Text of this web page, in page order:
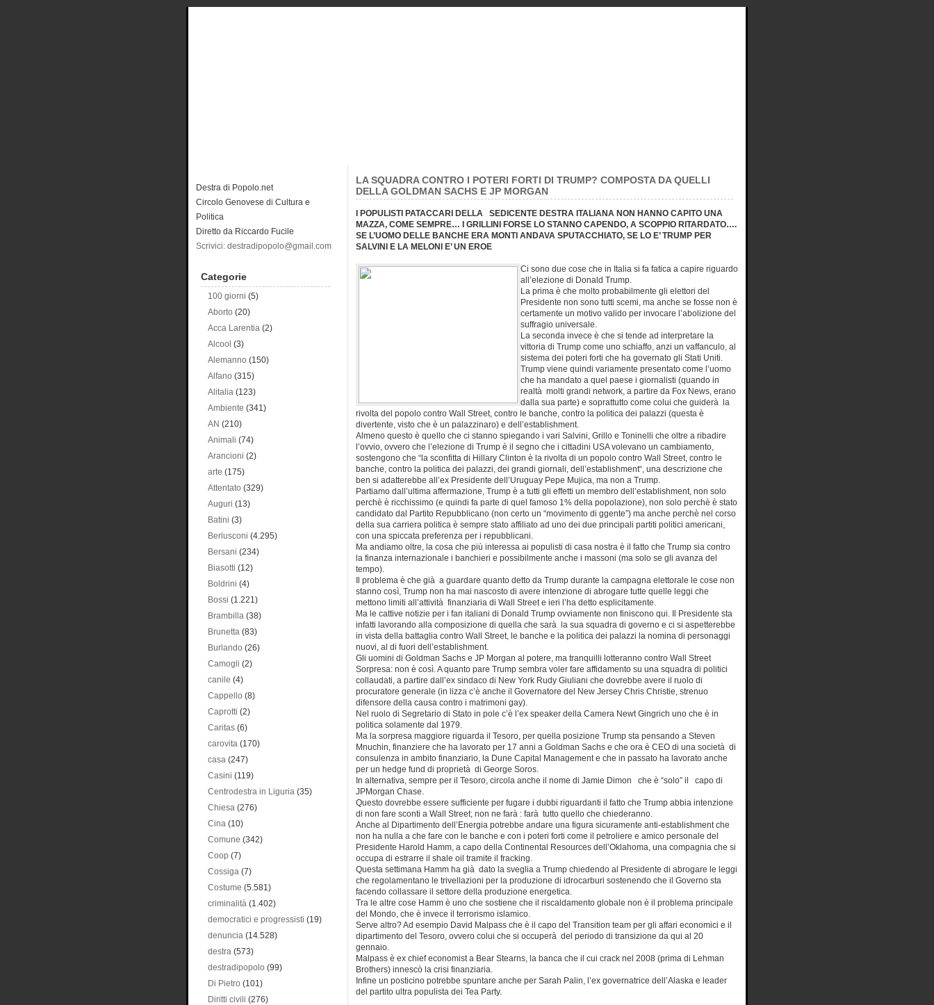
LA SQUADRA CONTRO I POTERI FORTI DI TRUMP? COMPOSTA DA QUELLI
DELLA GOLDMAN SACHS E JP MORGAN
I POPULISTI PATACCARI DELLA SEDICENTE DESTRA ITALIANA NON HANNO CAPITO UNA
MAZZA, COME SEMPRE… I GRILLINI FORSE LO STANNO CAPENDO, A SCOPPIO RITARDATO….
SE L’UOMO DELLE BANCHE ERA MONTI ANDAVA SPUTACCHIATO, SE LO E’ TRUMP PER
SALVINI E LA MELONI E’ UN EROE
Ci sono due cose che in Italia si fa fatica a capire riguardo
all’elezione di Donald Trump.
La prima è che molto probabilmente gli elettori del
Presidente non sono tutti scemi, ma anche se fosse non è
certamente un motivo valido per invocare l’abolizione del
suffragio universale.
La seconda invece è che si tende ad interpretare la
vittoria di Trump come uno schiaffo, anzi un vaffanculo, al
sistema dei poteri forti che ha governato gli Stati Uniti.
Trump viene quindi variamente presentato come l’uomo
che ha mandato a quel paese i giornalisti (quando in
realtà molti grandi network, a partire da Fox News, erano
dalla sua parte) e soprattutto come colui che guiderà la
rivolta del popolo contro Wall Street, contro le banche, contro la politica dei palazzi (questa è
divertente, visto che è un palazzinaro) e dell’establishment.
Almeno questo è quello che ci stanno spiegando i vari Salvini, Grillo e Toninelli che oltre a ribadire
l’ovvio, ovvero che l’elezione di Trump è il segno che i cittadini USA volevano un cambiamento,
sostengono che “la sconfitta di Hillary Clinton è la rivolta di un popolo contro Wall Street, contro le
banche, contro la politica dei palazzi, dei grandi giornali, dell’establishment“, una descrizione che
ben si adatterebbe all’ex Presidente dell’Uruguay Pepe Mujica, ma non a Trump.
Partiamo dall’ultima affermazione, Trump è a tutti gli effetti un membro dell’establishment, non solo
perchè è ricchissimo (e quindi fa parte di quel famoso 1% della popolazione), non solo perchè è stato
candidato dal Partito Repubblicano (non certo un “movimento di ggente”) ma anche perchè nel corso
della sua carriera politica è sempre stato affiliato ad uno dei due principali partiti politici americani,
con una spiccata preferenza per i repubblicani.
Ma andiamo oltre, la cosa che più interessa ai populisti di casa nostra è il fatto che Trump sia contro
la finanza internazionale i banchieri e possibilmente anche i massoni (ma solo se gli avanza del
tempo).
Il problema è che già a guardare quanto detto da Trump durante la campagna elettorale le cose non
stanno così, Trump non ha mai nascosto di avere intenzione di abrogare tutte quelle leggi che
mettono limiti all’attività finanziaria di Wall Street e ieri l’ha detto esplicitamente.
Ma le cattive notizie per i fan italiani di Donald Trump ovviamente non finiscono qui. Il Presidente sta
infatti lavorando alla composizione di quella che sarà la sua squadra di governo e ci si aspetterebbe
in vista della battaglia contro Wall Street, le banche e la politica dei palazzi la nomina di personaggi
nuovi, al di fuori dell’establishment.
Gli uomini di Goldman Sachs e JP Morgan al potere, ma tranquilli lotteranno contro Wall Street
Sorpresa: non è così. A quanto pare Trump sembra voler fare affidamento su una squadra di politici
collaudati, a partire dall’ex sindaco di New York Rudy Giuliani che dovrebbe avere il ruolo di
procuratore generale (in lizza c’è anche il Governatore del New Jersey Chris Christie, strenuo
difensore della causa contro i matrimoni gay).
Nel ruolo di Segretario di Stato in pole c’è l’ex speaker della Camera Newt Gingrich uno che è in
politica solamente dal 1979.
Ma la sorpresa maggiore riguarda il Tesoro, per quella posizione Trump sta pensando a Steven
Mnuchin, finanziere che ha lavorato per 17 anni a Goldman Sachs e che ora è CEO di una società di
consulenza in ambito finanziario, la Dune Capital Management e che in passato ha lavorato anche
per un hedge fund di proprietà di George Soros.
In alternativa, sempre per il Tesoro, circola anche il nome di Jamie Dimon che è “solo” il capo di
JPMorgan Chase.
Questo dovrebbe essere sufficiente per fugare i dubbi riguardanti il fatto che Trump abbia intenzione
di non fare sconti a Wall Street; non ne farà : farà tutto quello che chiederanno.
Anche al Dipartimento dell’Energia potrebbe andare una figura sicuramente anti-establishment che
non ha nulla a che fare con le banche e con i poteri forti come il petroliere e amico personale del
Presidente Harold Hamm, a capo della Continental Resources dell’Oklahoma, una compagnia che si
occupa di estrarre il shale oil tramite il fracking.
Questa settimana Hamm ha già dato la sveglia a Trump chiedendo al Presidente di abrogare le leggi
che regolamentano le trivellazioni per la produzione di idrocarburi sostenendo che il Governo sta
facendo collassare il settore della produzione energetica.
Tra le altre cose Hamm è uno che sostiene che il riscaldamento globale non è il problema principale
del Mondo, che è invece il terrorismo islamico.
Serve altro? Ad esempio David Malpass che è il capo del Transition team per gli affari economici e il
dipartimento del Tesoro, ovvero colui che si occuperà del periodo di transizione da qui al 20
gennaio.
Malpass è ex chief economist a Bear Stearns, la banca che il cui crack nel 2008 (prima di Lehman
Brothers) innescò la crisi finanziaria.
Infine un posticino potrebbe spuntare anche per Sarah Palin, l’ex governatrice dell’Alaska e leader
del partito ultra populista dei Tea Party.
Destra di Popolo.net
Circolo Genovese di Cultura e
Politica
Diretto da Riccardo Fucile
Scrivici: destradipopolo@gmail.com
Categorie
100 giorni (5)
Aborto (20)
Acca Larentia (2)
Alcool (3)
Alemanno (150)
Alfano (315)
Alitalia (123)
Ambiente (341)
AN (210)
Animali (74)
Arancioni (2)
arte (175)
Attentato (329)
Auguri (13)
Batini (3)
Berlusconi (4.295)
Bersani (234)
Biasotti (12)
Boldrini (4)
Bossi (1.221)
Brambilla (38)
Brunetta (83)
Burlando (26)
Camogli (2)
canile (4)
Cappello (8)
Caprotti (2)
Caritas (6)
carovita (170)
casa (247)
Casini (119)
Centrodestra in Liguria (35)
Chiesa (276)
Cina (10)
Comune (342)
Coop (7)
Cossiga (7)
Costume (5.581)
criminalità (1.402)
democratici e progressisti (19)
denuncia (14.528)
destra (573)
destradipopolo (99)
Di Pietro (101)
Diritti civili (276)